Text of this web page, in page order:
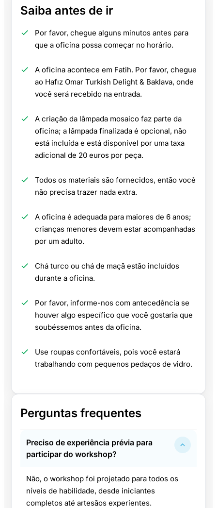
Saiba antes de ir
Por favor, chegue alguns minutos antes para
que a oficina possa começar no horário.
A oficina acontece em Fatih. Por favor, chegue
ao Hafız Omar Turkish Delight & Baklava, onde
você será recebido na entrada.
A criação da lâmpada mosaico faz parte da
oficina; a lâmpada finalizada é opcional, não
está incluída e está disponível por uma taxa
adicional de 20 euros por peça.
Todos os materiais são fornecidos, então você
não precisa trazer nada extra.
A oficina é adequada para maiores de 6 anos;
crianças menores devem estar acompanhadas
por um adulto.
Chá turco ou chá de maçã estão incluídos
durante a oficina.
Por favor, informe-nos com antecedência se
houver algo específico que você gostaria que
soubéssemos antes da oficina.
Use roupas confortáveis, pois você estará
trabalhando com pequenos pedaços de vidro.
Perguntas frequentes
Preciso de experiência prévia para
participar do workshop?
Não, o workshop foi projetado para todos os
níveis de habilidade, desde iniciantes
completos até artesãos experientes.